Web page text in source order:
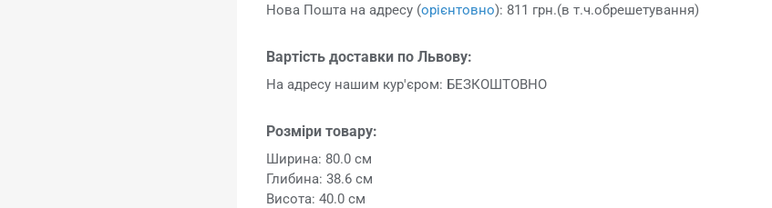
Нова Пошта на адресу (орієнтовно): 811 грн.(в т.ч.обрешетування)
Вартість доставки по Львову:
На адресу нашим кур'єром: БЕЗКОШТОВНО
Розміри товару:
Ширина: 80.0 см
Глибина: 38.6 см
Висота: 40.0 см